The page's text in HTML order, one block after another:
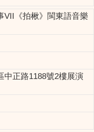
VII《拍楸》閩東語音樂
中正路1188號2樓展演